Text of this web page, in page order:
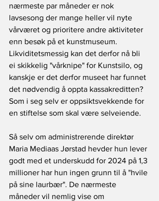
nærmeste par måneder er nok
lavsesong der mange heller vil nyte
vårværet og prioritere andre aktiviteter
enn besøk på et kunstmuseum.
Likviditetsmessig kan det derfor nå bli
ei skikkelig "vårknipe" for Kunstsilo, og
kanskje er det derfor museet har funnet
det nødvendig å oppta kassakreditten?
Som i seg selv er oppsiktsvekkende for
en stiftelse som skal være selveiende.
Så selv om administrerende direktør
Maria Mediaas Jørstad hevder hun lever
godt med et underskudd for 2024 på 1,3
millioner har hun ingen grunn til å "hvile
på sine laurbær". De nærmeste
måneder vil nemlig vise om